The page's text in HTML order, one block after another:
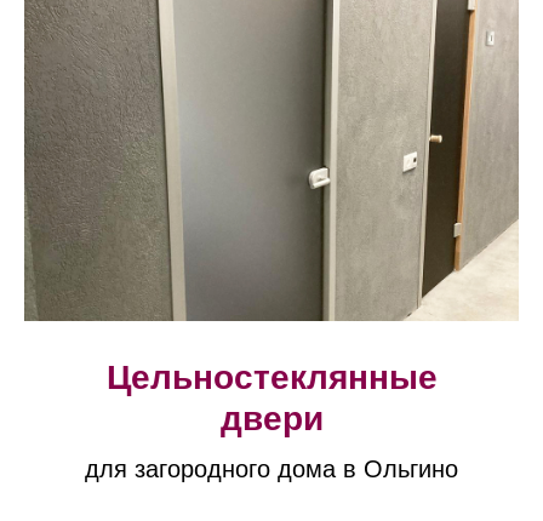
Цельностеклянные
двери
для загородного дома в Ольгино